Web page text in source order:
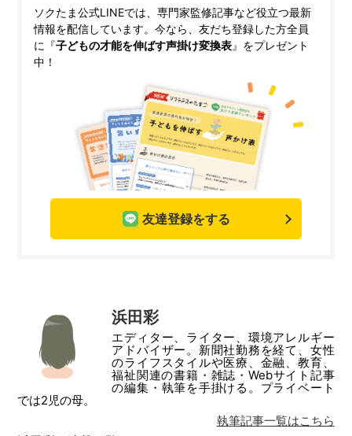
ソクたま公式LINEでは、専門家監修記事など役立つ最新
情報を配信しています。今なら、友だち登録した方全員
に『子どもの才能を伸ばす声掛け変換表』をプレゼント
中！
友達登録をする
浜田彩
エディター、ライター、環境アレルギー
アドバイザー。新聞社勤務を経て、女性
のライフスタイルや医療、金融、教育、
福祉関連の書籍・雑誌・Webサイト記事
の編集・執筆を手掛ける。プライベート
では2児の母。
執筆記事一覧はこちら